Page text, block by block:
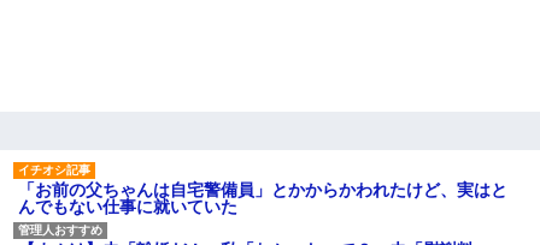
「お前の父ちゃんは自宅警備員」とかからかわれたけど、実はと
んでもない仕事に就いていた